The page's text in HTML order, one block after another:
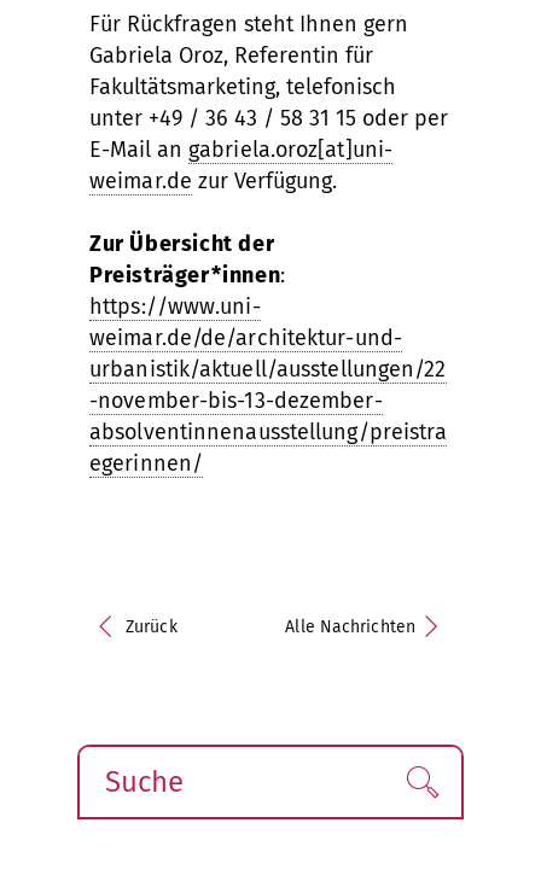
Für Rückfragen steht Ihnen gern
Gabriela Oroz, Referentin für
Fakultätsmarketing, telefonisch
unter +49 / 36 43 / 58 31 15 oder per
E-Mail an gabriela.oroz[at]uni-
weimar.de zur Verfügung.
Zur Übersicht der
Preisträger*innen:
https://www.uni-
weimar.de/de/architektur-und-
urbanistik/aktuell/ausstellungen/22
-november-bis-13-dezember-
absolventinnenausstellung/preistra
egerinnen/
Zurück Alle Nachrichten
Suche Finden!